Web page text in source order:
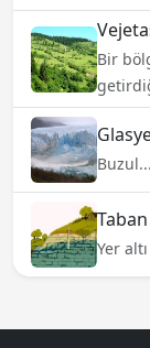
Bir
Yer